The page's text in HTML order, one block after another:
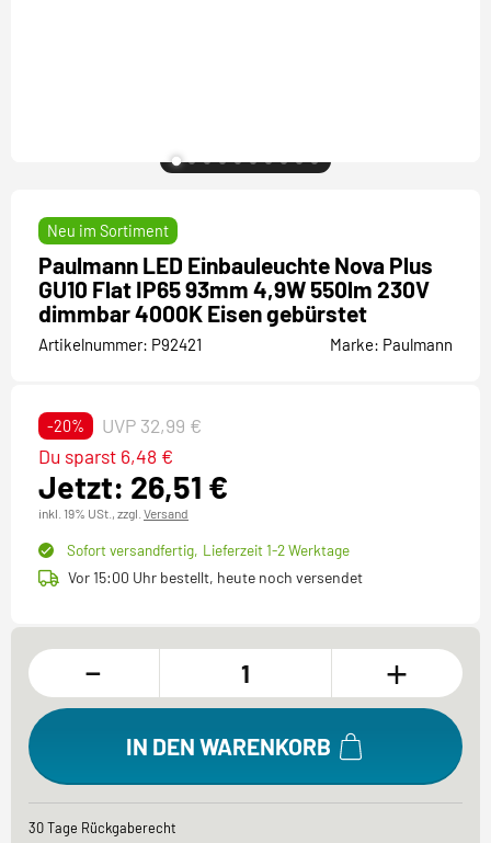
Neu im Sortiment
Paulmann LED Einbauleuchte Nova Plus
GU10 Flat IP65 93mm 4,9W 550lm 230V
dimmbar 4000K Eisen gebürstet
Artikelnummer: P92421 Marke: Paulmann
-20% UVP 32,99 €
Jetzt: 26,51 €
Du sparst 6,48 €
inkl. 19% USt., zzgl. Versand
Sofort versandfertig, Lieferzeit 1-2 Werktage
Vor 15:00 Uhr bestellt, heute noch versendet
- +
IN DEN WARENKORB
30 Tage Rückgaberecht